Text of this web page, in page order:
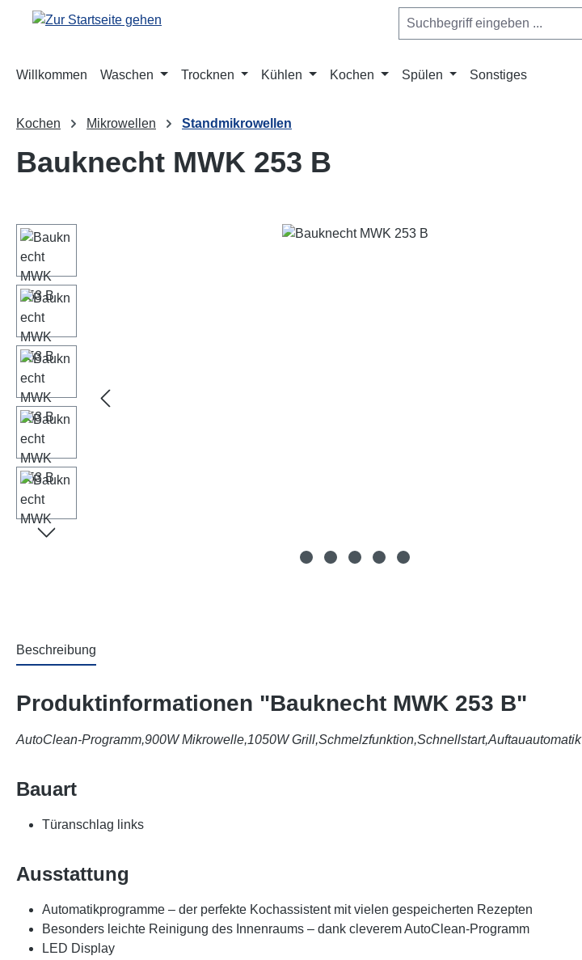
Hauptinhalt springen
Zur Suche springen
Zur Hauptnavigation springen
Willkommen Waschen Trocknen Kühlen Kochen Spülen Sonstiges
Kochen Mikrowellen Standmikrowellen
Bauknecht MWK 253 B
Bildergalerie überspringen
Beschreibung
Produktinformationen "Bauknecht MWK 253 B"
AutoClean-Programm,900W Mikrowelle,1050W Grill,Schmelzfunktion,Schnellstart,Auftauautomatik
Bauart
Türanschlag links
Ausstattung
Automatikprogramme – der perfekte Kochassistent mit vielen gespeicherten Rezepten
Besonders leichte Reinigung des Innenraums – dank cleverem AutoClean-Programm
LED Display